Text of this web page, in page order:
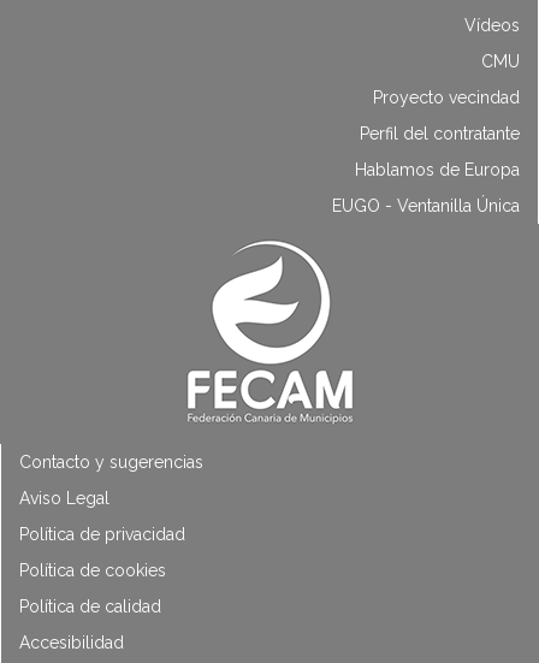
Vídeos
CMU
Proyecto vecindad
Perfil del contratante
Hablamos de Europa
EUGO - Ventanilla Única
Contacto y sugerencias
Aviso Legal
Política de privacidad
Política de cookies
Política de calidad
Accesibilidad